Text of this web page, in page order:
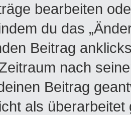
bearbeiten
du das
Beitrag
nach
Beitrag
als